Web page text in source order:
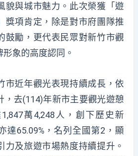
貌與城市魅力。此次榮獲「遊
獎項肯定，除是對市府團隊推
鼓勵，更代表民眾對新竹市觀
象的高度認同。
市近年觀光表現持續成長，依
，去(114)年新市主要觀光遊憩
萬4,248人，創下歷史新
達65.09%，名列全國第2，顯
力及旅遊市場熱度持續提升。